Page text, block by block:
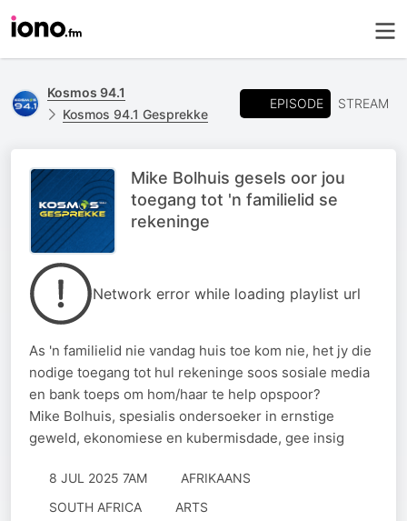
Kosmos 94.1
Kosmos 94.1 Gesprekke
EPISODE STREAM
Mike Bolhuis gesels oor jou
toegang tot 'n familielid se
rekeninge
Network error while loading playlist url
As 'n familielid nie vandag huis toe kom nie, het jy die
nodige toegang tot hul rekeninge soos sosiale media
en bank toeps om hom/haar te help opspoor?
Mike Bolhuis, spesialis ondersoeker in ernstige
geweld, ekonomiese en kubermisdade, gee insig
8 JUL 2025 7AM
AFRIKAANS
SOUTH AFRICA
ARTS